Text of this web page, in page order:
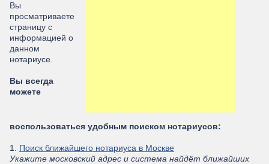
Вы
просматриваете
страницу с
информацией о
данном
нотариусе.
Вы всегда
можете
воспользоваться удобным поиском нотариусов:
1. Поиск ближайшего нотариуса в Москве
Укажите московский адрес и система найдёт ближайших